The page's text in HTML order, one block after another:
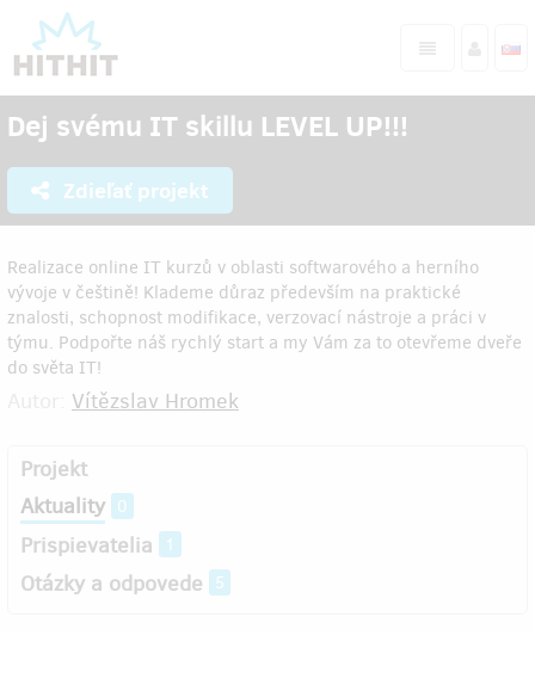
Dej svému IT skillu LEVEL UP!!!
Zdieľať projekt
Realizace online IT kurzů v oblasti softwarového a herního
vývoje v češtině! Klademe důraz především na praktické
znalosti, schopnost modifikace, verzovací nástroje a práci v
týmu. Podpořte náš rychlý start a my Vám za to otevřeme dveře
do světa IT!
Vítězslav Hromek
Projekt
Aktuality 0
Prispievatelia 1
Otázky a odpovede 5